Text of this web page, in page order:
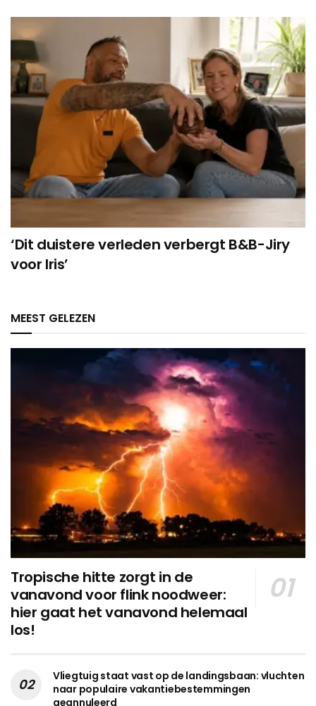
‘Dit duistere verleden verbergt B&B-Jiry
voor Iris’
MEEST GELEZEN
Tropische hitte zorgt in de
vanavond voor flink noodweer:
hier gaat het vanavond helemaal
los!
Vliegtuig staat vast op de landingsbaan: vluchten
naar populaire vakantiebestemmingen
geannuleerd